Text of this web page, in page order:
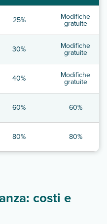
25% Modifiche
gratuite
30% Modifiche
gratuite
40% Modifiche
gratuite
60% 60%
80% 80%
costi e